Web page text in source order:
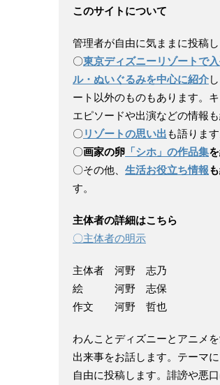
このサイトについて
管理者が自由に気ままに投稿し
〇東京ディズニーリゾートで
ル・ぬいぐるみを中心に紹介
ート以外のものもあります。
エピソードや出演などの情報も
〇リゾートの思い出も語ります
〇画家の卵 「シホ」の作品集
〇その他、 生活お役立ち情報
す。
主体者の詳細はこちら
〇主体者の明示
主体者 河野 志乃
絵 河野 志保
作文 河野 哲也
わんことディズニーとアニメ
出来事をお話します。テーマに
自由に投稿します。誹謗や悪